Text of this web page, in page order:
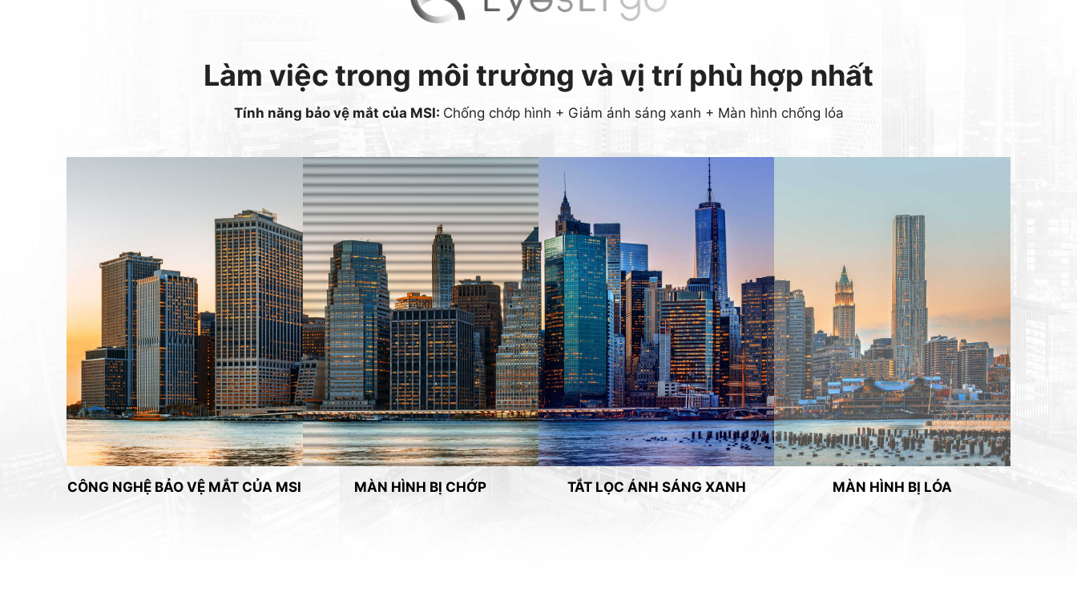
Làm việc trong môi trường và vị trí phù hợp nhất
Tính năng bảo vệ mắt của MSI: Chống chớp hình + Giảm ánh sáng xanh + Màn hình chống lóa
CÔNG NGHỆ BẢO VỆ MẮT CỦA MSI MÀN HÌNH BỊ CHỚP TẮT LỌC ÁNH SÁNG XANH MÀN HÌNH BỊ LÓA